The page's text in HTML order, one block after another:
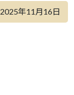
2025年11月16日